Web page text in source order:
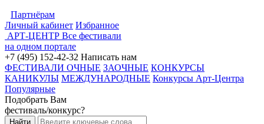
Партнёрам
Личный кабинет Избранное
АРТ-ЦЕНТР Все фестивали
на одном портале
+7 (495) 152-42-32 Написать нам
ФЕСТИВАЛИ ОЧНЫЕ ЗАОЧНЫЕ КОНКУРСЫ
КАНИКУЛЫ МЕЖДУНАРОДНЫЕ Конкурсы Арт-Центра
Популярные
Подобрать Вам
фестиваль/конкурс?